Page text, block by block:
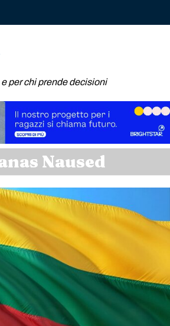
per chi prende decisioni
Naused